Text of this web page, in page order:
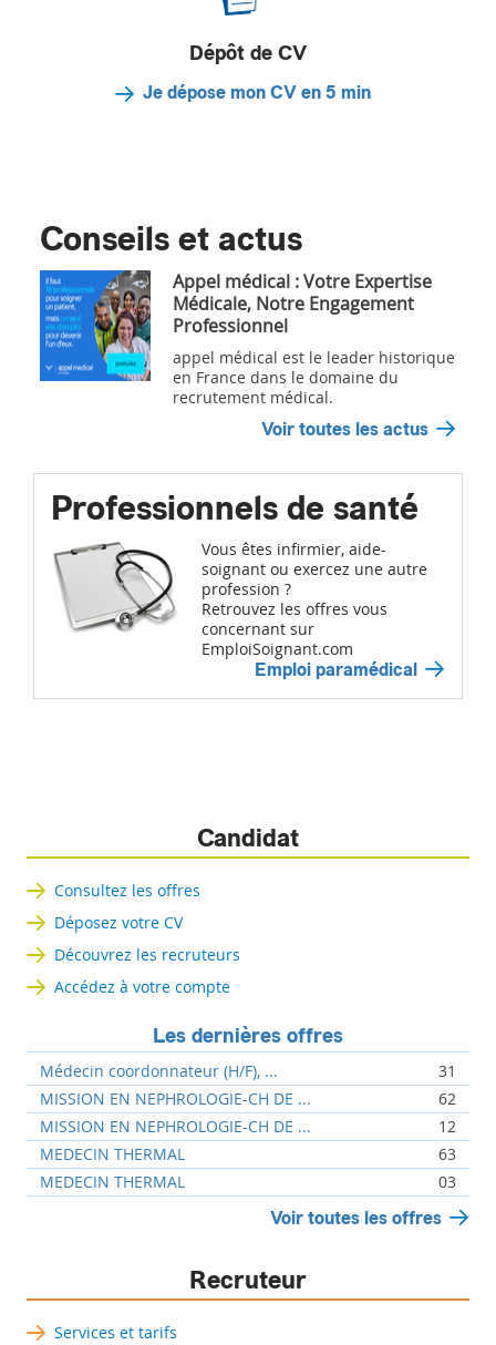
Dépôt de CV
Je dépose mon CV en 5 min
Conseils et actus
Appel médical : Votre Expertise
Médicale, Notre Engagement
Professionnel
appel médical est le leader historique
en France dans le domaine du
recrutement médical.
Voir toutes les actus
Professionnels de santé
Vous êtes infirmier, aide-
soignant ou exercez une autre
profession ?
Retrouvez les offres vous
concernant sur
EmploiSoignant.com
Emploi paramédical
Candidat
Consultez les offres
Déposez votre CV
Découvrez les recruteurs
Accédez à votre compte
Les dernières offres
Médecin coordonnateur (H/F), ...
31
MISSION EN NEPHROLOGIE-CH DE ...
62
MISSION EN NEPHROLOGIE-CH DE ...
12
MEDECIN THERMAL
63
MEDECIN THERMAL
03
Voir toutes les offres
Recruteur
Services et tarifs